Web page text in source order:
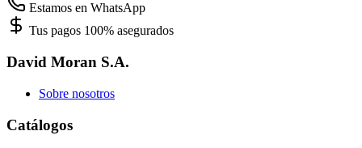
Estamos en WhatsApp
Tus pagos 100% asegurados
David Moran S.A.
Sobre nosotros
Catálogos